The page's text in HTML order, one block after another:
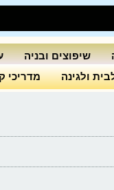
שיפוצים ובניה
ולגינה מדריכי